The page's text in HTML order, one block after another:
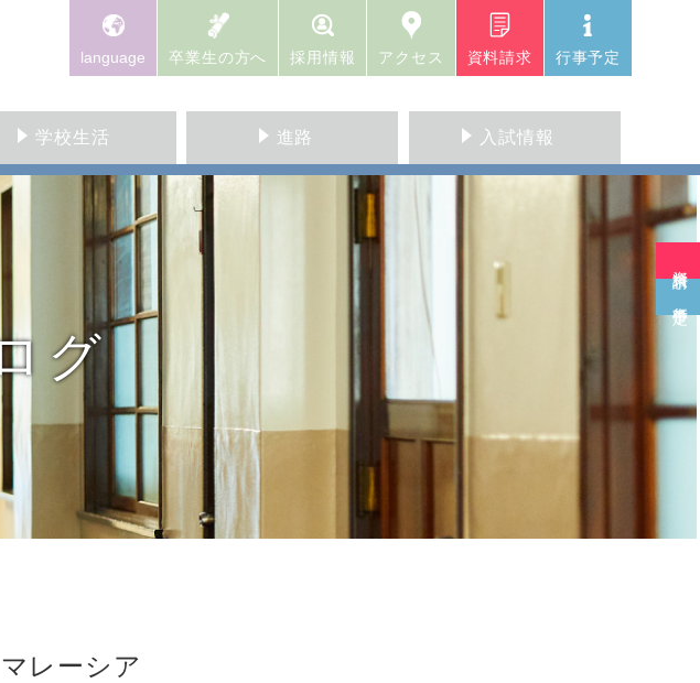
language 卒業生の方へ 採用情報 アクセス 資料請求 行事予定
学校生活 進路 入試情報
グ
レーシア